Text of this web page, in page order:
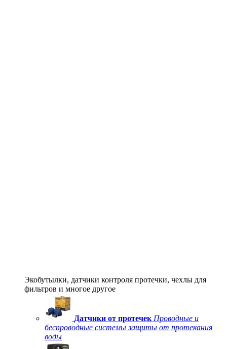
Экобутылки, датчики контроля протечки, чехлы для
фильтров и многое другое
Датчики от протечек Проводные и
беспроводные системы защиты от протекания
воды